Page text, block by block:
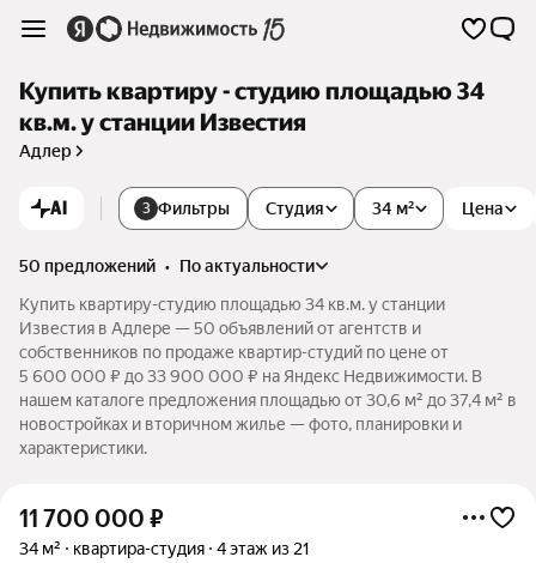
Купить квартиру - студию площадью 34
кв.м. у станции Известия
Адлер
AI 3 Фильтры Студия Цена
34 м²
50 предложений •
по актуальности
Купить квартиру-студию площадью 34 кв.м. у станции
Известия в Адлере — 50 объявлений от агентств и
собственников по продаже квартир-студий по цене от
5 600 000 ₽ до 33 900 000 ₽ на Яндекс Недвижимости. В
нашем каталоге предложения площадью от 30,6 м² до 37,4 м² в
новостройках и вторичном жилье — фото, планировки и
характеристики.
11 700 000 ₽
34 м² квартира-студия 4 этаж из 21